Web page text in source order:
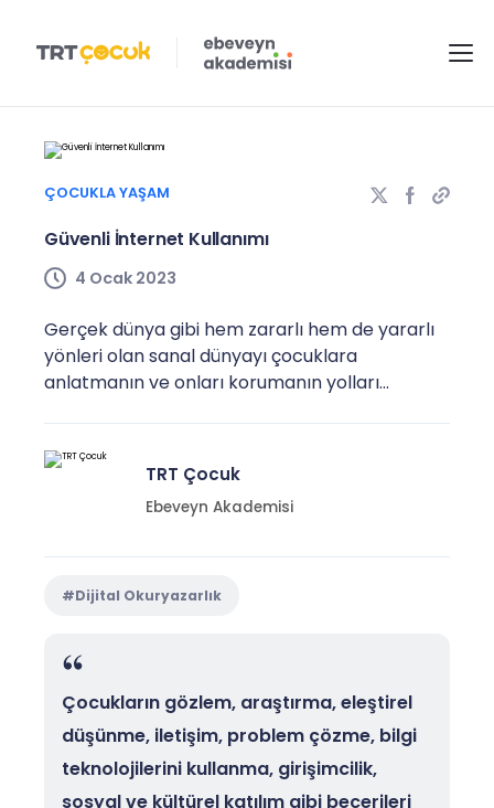
ÇOCUKLA YAŞAM
Güvenli İnternet Kullanımı
4 Ocak 2023
Gerçek dünya gibi hem zararlı hem de yararlı
yönleri olan sanal dünyayı çocuklara
anlatmanın ve onları korumanın yolları...
TRT Çocuk
Ebeveyn Akademisi
#Dijital Okuryazarlık
Çocukların gözlem, araştırma, eleştirel
düşünme, iletişim, problem çözme, bilgi
teknolojilerini kullanma, girişimcilik,
sosyal ve kültürel katılım gibi becerileri